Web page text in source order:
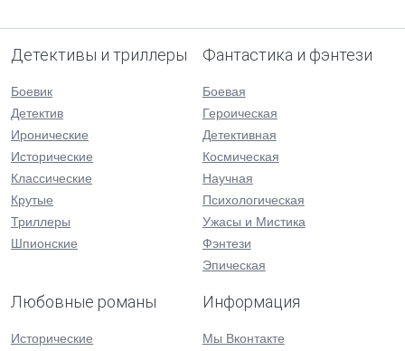
Детективы и триллеры
Боевик
Детектив
Иронические
Исторические
Классические
Крутые
Триллеры
Шпионские
Фантастика и фэнтези
Боевая
Героическая
Детективная
Космическая
Научная
Психологическая
Ужасы и Мистика
Фэнтези
Эпическая
Любовные романы
Исторические
Информация
Мы Вконтакте